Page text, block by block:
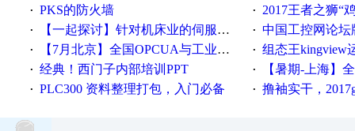
· PKS的防火墙 · 2017王者之狮“鸡”情签到
· 【一起探讨】针对机床业的伺服系统发展，您的期望是什么？ · 中国工控网论坛版
· 【7月北京】全国OPCUA与工业互联技术培训班通知！ · 组态王kingview
· 经典！西门子内部培训PPT · 【暑期-上海】全国工业
· PLC300 资料整理打包，入门必备 · 撸袖实干，2017gongkong®第